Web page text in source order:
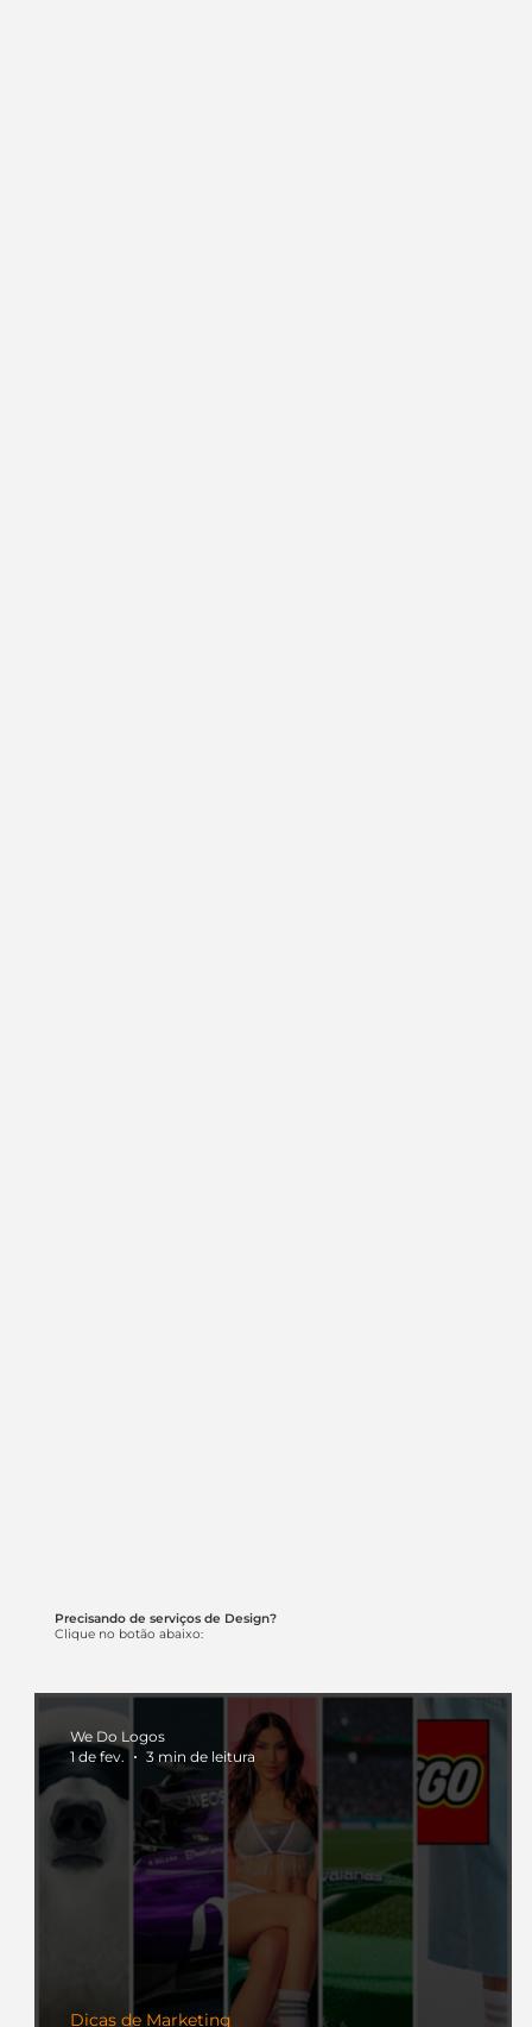
Precisando de serviços de Design?
Clique no botão abaixo:
Dicas de Marketing
We Do Logos
1 de fev.
3 min de leitura